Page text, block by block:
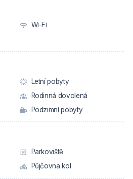
Wi-Fi
Letní pobyty
Rodinná dovolená
Podzimní pobyty
Parkoviště
Půjčovna kol